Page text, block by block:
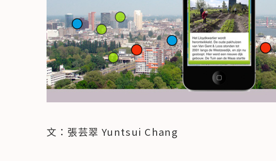
文：張芸翠 Yuntsui Chang